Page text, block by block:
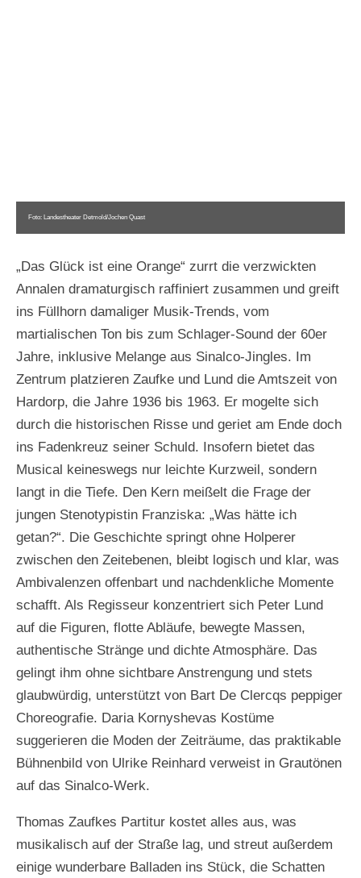
Foto: Landestheater Detmold/Jochen Quast
„Das Glück ist eine Orange“ zurrt die verzwickten
Annalen dramaturgisch raffiniert zusammen und greift
ins Füllhorn damaliger Musik-Trends, vom
martialischen Ton bis zum Schlager-Sound der 60er
Jahre, inklusive Melange aus Sinalco-Jingles. Im
Zentrum platzieren Zaufke und Lund die Amtszeit von
Hardorp, die Jahre 1936 bis 1963. Er mogelte sich
durch die historischen Risse und geriet am Ende doch
ins Fadenkreuz seiner Schuld. Insofern bietet das
Musical keineswegs nur leichte Kurzweil, sondern
langt in die Tiefe. Den Kern meißelt die Frage der
jungen Stenotypistin Franziska: „Was hätte ich
getan?“. Die Geschichte springt ohne Holperer
zwischen den Zeitebenen, bleibt logisch und klar, was
Ambivalenzen offenbart und nachdenkliche Momente
schafft. Als Regisseur konzentriert sich Peter Lund
auf die Figuren, flotte Abläufe, bewegte Massen,
authentische Stränge und dichte Atmosphäre. Das
gelingt ihm ohne sichtbare Anstrengung und stets
glaubwürdig, unterstützt von Bart De Clercqs peppiger
Choreografie. Daria Kornyshevas Kostüme
suggerieren die Moden der Zeiträume, das praktikable
Bühnenbild von Ulrike Reinhard verweist in Grautönen
auf das Sinalco-Werk.
Thomas Zaufkes Partitur kostet alles aus, was
musikalisch auf der Straße lag, und streut außerdem
einige wunderbare Balladen ins Stück, die Schatten